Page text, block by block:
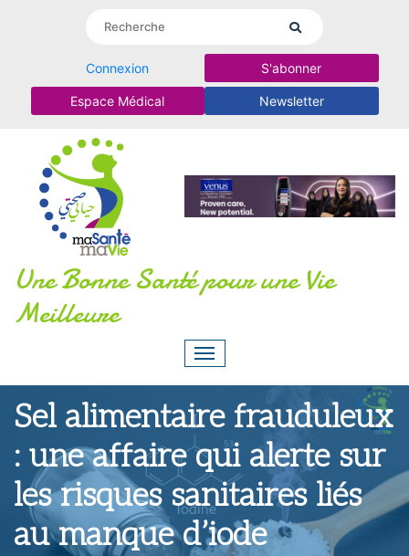
Connexion S'abonner
Espace Médical Newsletter
Une Bonne Santé pour une Vie
Meilleure
Sel alimentaire frauduleux
: une affaire qui alerte sur
les risques sanitaires liés
au manque d’iode